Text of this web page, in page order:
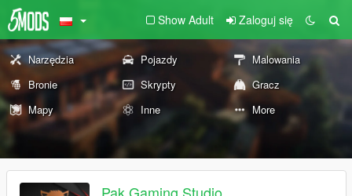
Show Adult Zaloguj się
Narzędzia Pojazdy
Malowania
Bronie
Skrypty
Gracz
Mapy
Inne More